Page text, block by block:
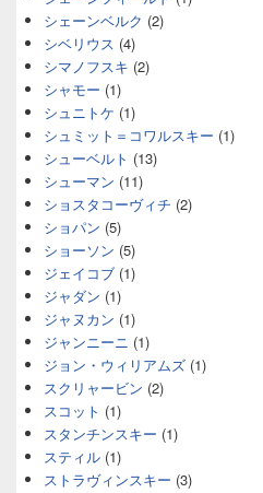
シェーンベルク (2)
シベリウス (4)
シマノフスキ (2)
シャモー (1)
シュニトケ (1)
シュミット＝コワルスキー (1)
シューベルト (13)
シューマン (11)
ショスタコーヴィチ (2)
ショパン (5)
ショーソン (5)
ジェイコブ (1)
ジャダン (1)
ジャヌカン (1)
ジャンニーニ (1)
ジョン・ウィリアムズ (1)
スクリャービン (2)
スコット (1)
スタンチンスキー (1)
スティル (1)
ストラヴィンスキー (3)